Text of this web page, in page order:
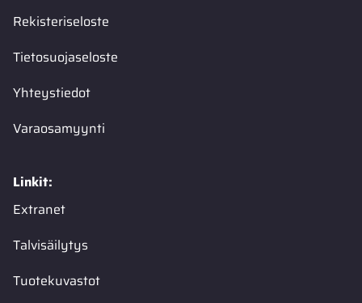
Rekisteriseloste
Tietosuojaseloste
Yhteystiedot
Varaosamyynti
Linkit:
Extranet
Talvisäilytys
Tuotekuvastot